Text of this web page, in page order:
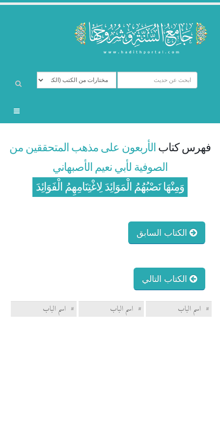
فهرس كتاب الأربعون على مذهب المتحققين من
الصوفية لأبي نعيم الأصبهاني
وَمِنْهَا نَصْبُهُمُ الْمَوَائِدَ لِاغْتِنَامِهِمُ الْفَوَائِدَ
الكتاب السابق
الكتاب التالي
# اسم الباب # اسم الباب # اسم الباب